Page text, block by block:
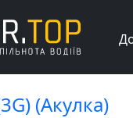
(Акулка)